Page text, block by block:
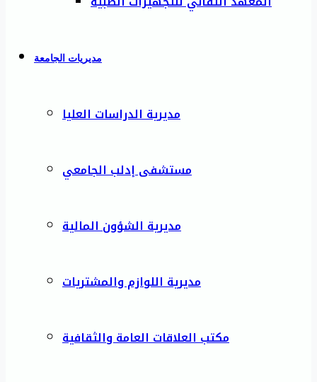
مديريات الجامعة
مديرية الدراسات العليا
مستشفى إدلب الجامعي
مديرية الشؤون المالية
مديرية اللوازم والمشتريات
مكتب العلاقات العامة والثقافية